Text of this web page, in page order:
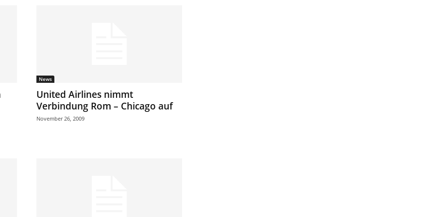
News
United Airlines nimmt
Verbindung Rom – Chicago auf
November 26, 2009